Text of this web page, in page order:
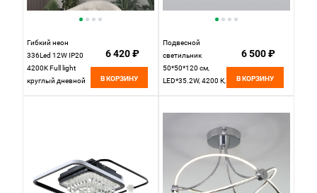
Гибкий неон
336Led 12W IP20
4200K Full light
круглый дневной
6 420 ₽
В КОРЗИНУ
Подвесной
светильник
50*50*120 см,
LED*35.2W, 4200 К,
6 500 ₽
В КОРЗИНУ